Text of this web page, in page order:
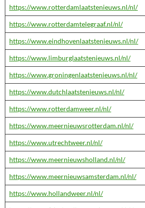
https://www.rotterdamlaatstenieuws.nl/nl/
https://www.rotterdamtelegraaf.nl/nl/
https://www.eindhovenlaatstenieuws.nl/nl/
https://www.limburglaatstenieuws.nl/nl/
https://www.groningenlaatstenieuws.nl/nl/
https://www.dutchlaatstenieuws.nl/nl/
https://www.rotterdamweer.nl/nl/
https://www.meernieuwsrotterdam.nl/nl/
https://www.utrechtweer.nl/nl/
https://www.meernieuwsholland.nl/nl/
https://www.meernieuwsamsterdam.nl/nl/
https://www.hollandweer.nl/nl/